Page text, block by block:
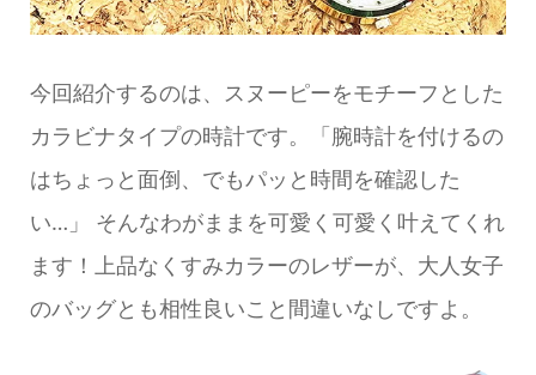
今回紹介するのは、スヌーピーをモチーフとした
カラビナタイプの時計です。「腕時計を付けるの
はちょっと面倒、でもパッと時間を確認した
い…」 そんなわがままを可愛く可愛く叶えてくれ
ます！上品なくすみカラーのレザーが、大人女子
のバッグとも相性良いこと間違いなしですよ。